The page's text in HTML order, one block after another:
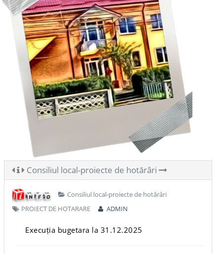
Consiliul local-proiecte de hotărâri
Consiliul local-proiecte de hotărâri
PROIECT DE HOTARARE
ADMIN
Execuția bugetara la 31.12.2025